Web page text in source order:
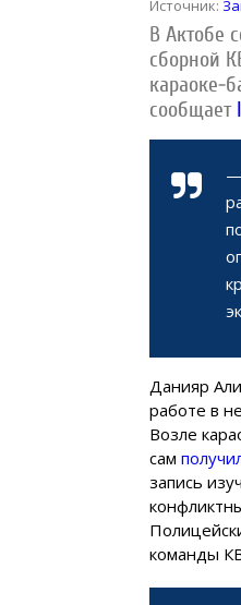
Источник:
В Актобе
сборной
караоке-
сообщает
—
Данияр
работе в
Возле
сам
запись
команды